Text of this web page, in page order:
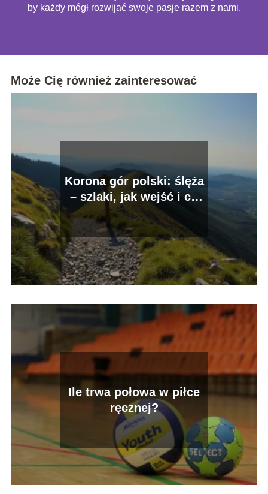
by każdy mógł rozwijać swoje pasje razem z nami.
Może Cię również zainteresować
Korona gór polski: ślęża
– szlaki, jak wejść i co
zobaczyć
Ile trwa połowa w piłce
ręcznej?